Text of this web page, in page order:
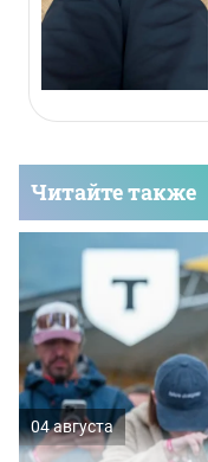
Читайте также
04 августа